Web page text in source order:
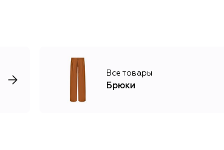
Все товары
Брюки